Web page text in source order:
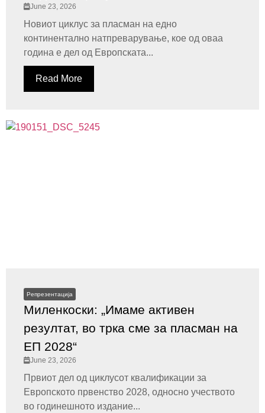
June 23, 2026
Новиот циклус за пласман на едно
континентално натпреварување, кое од оваа
година е дел од Европската...
Read More
Репрезентација
Миленкоски: „Имаме активен
резултат, во трка сме за пласман на
ЕП 2028“
June 23, 2026
Првиот дел од циклусот квалификации за
Европското првенство 2028, односно учеството
во годинешното издание...